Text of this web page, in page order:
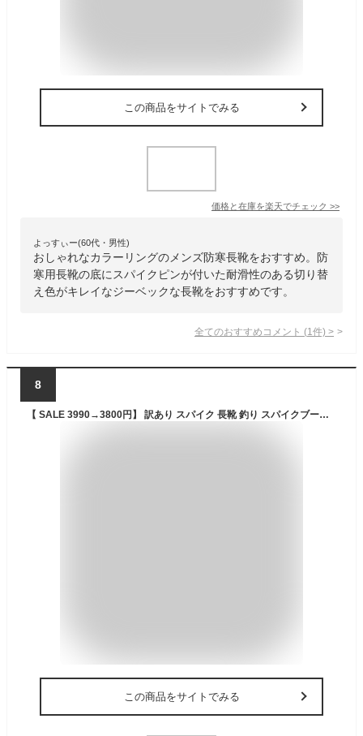
この商品をサイトでみる
価格と在庫を楽天でチェック >>
よっすぃー(60代・男性)
おしゃれなカラーリングのメンズ防寒長靴をおすすめ。防
寒用長靴の底にスパイクピンが付いた耐滑性のある切り替
え色がキレイなジーベックな長靴をおすすめです。
全てのおすすめコメント (1 件) >
8
【 SALE 3990→3800円】 訳あり スパイク 長靴 釣り スパイクブーツ 雪 農作業 長靴 作業 ロング ブーツ メンズ 防災 災害 ボランティア 滑り止め 漁 林業 山林 斜面 法事 草刈り 傾斜 田植え 山菜 川 海 レディース ユニセックス 滑らない 大きいサイズ 除雪 冬 軽量 雪かき
この商品をサイトでみる